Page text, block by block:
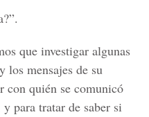
que investigar algunas
los mensajes de su
con quién se comunicó
para tratar de saber si